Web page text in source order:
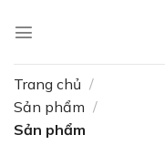
Trang chủ /
Sản phẩm /
Sản phẩm